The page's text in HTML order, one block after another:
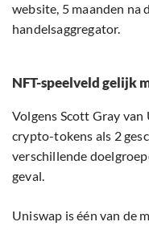
website, 5 maanden na
handelsaggregator.
NFT-speelveld gelijk
Volgens Scott Gray van
crypto-tokens als 2
verschillende
geval.
Uniswap is één van de